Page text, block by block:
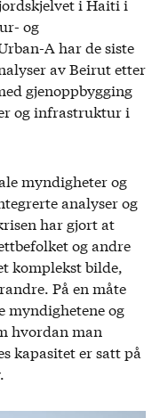
og
A har de siste
av Beirut etter
gjenoppbygging
og infrastruktur i
myndigheter og
analyser og
har gjort at
og andre
komplekst bilde,
På en måte
myndighetene og
hvordan man
kapasitet er satt på